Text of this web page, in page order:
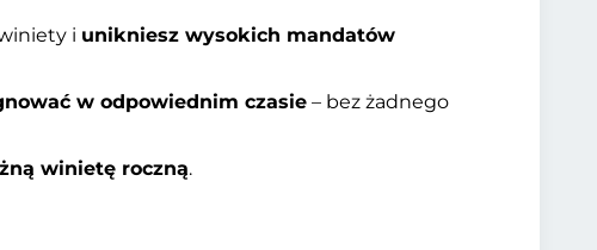
i unikniesz wysokich mandatów
w odpowiednim czasie– bez żadnego
winietę roczną.